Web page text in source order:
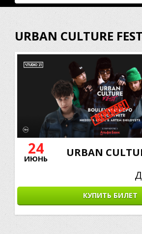
URBAN CULTURE FEST
24
ИЮНЬ
URBAN
КУПИТЬ БИЛЕТ